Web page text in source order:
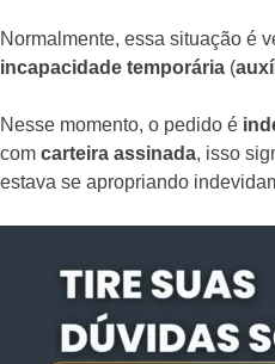
Normalmente, essa situação é
incapacidade temporária (
Nesse momento, o pedido é
com carteira assinada, isso
estava se apropriando